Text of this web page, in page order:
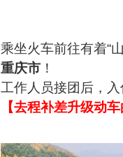
乘坐火车前往有着“
重庆市 ！
工作人员接团后，
【去程补差升级动